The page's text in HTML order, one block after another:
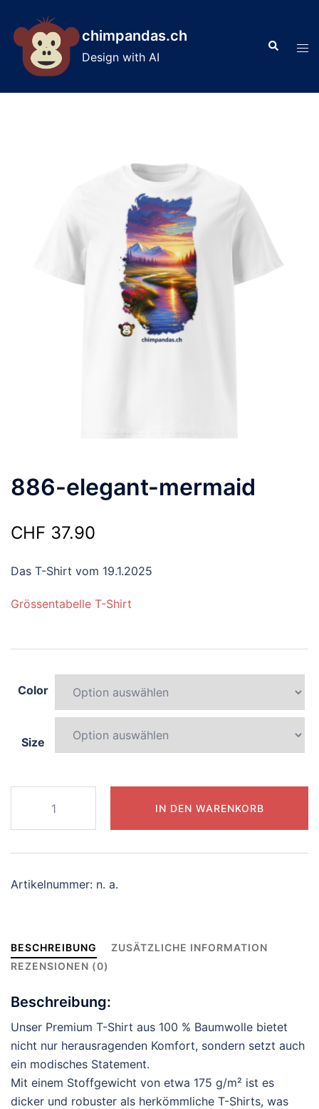
content
chimpandas.ch
Design with AI
Search
886-elegant-mermaid
CHF 37.90
Das T-Shirt vom 19.1.2025
Grössentabelle T-Shirt
Color
Size
elegant-
mermaid
Menge
IN DEN WARENKORB
Artikelnummer: n. a.
BESCHREIBUNG
ZUSÄTZLICHE INFORMATION
REZENSIONEN (0)
Beschreibung:
Unser Premium T-Shirt aus 100 % Baumwolle bietet
nicht nur herausragenden Komfort, sondern setzt auch
ein modisches Statement.
Mit einem Stoffgewicht von etwa 175 g/m² ist es
dicker und robuster als herkömmliche T-Shirts, was